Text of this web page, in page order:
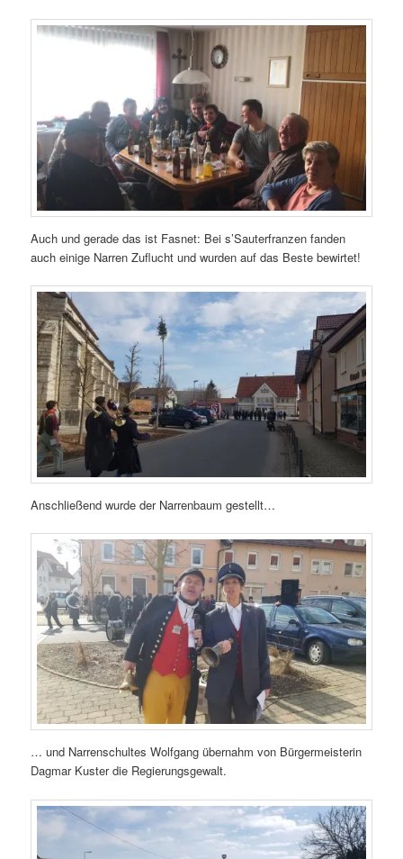
Auch und gerade das ist Fasnet: Bei s’Sauterfranzen fanden
auch einige Narren Zuflucht und wurden auf das Beste bewirtet!
Anschließend wurde der Narrenbaum gestellt…
… und Narrenschultes Wolfgang übernahm von Bürgermeisterin
Dagmar Kuster die Regierungsgewalt.